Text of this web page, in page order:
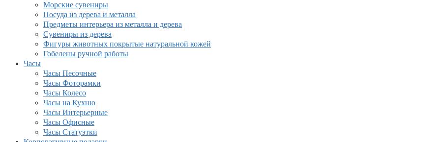
Морские сувениры
Посуда из дерева и металла
Предметы интерьера из металла и дерева
Сувениры из дерева
Фигуры животных покрытые натуральной кожей
Гобелены ручной работы
Часы
Часы Песочные
Часы Фоторамки
Часы Колесо
Часы на Кухню
Часы Интерьерные
Часы Офисные
Часы Статуэтки